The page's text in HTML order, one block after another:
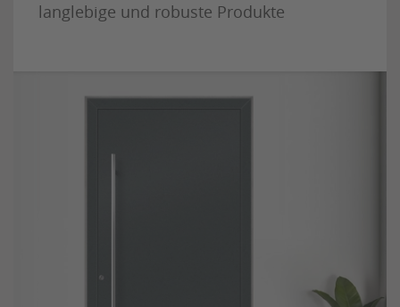
langlebige und robuste Produkte